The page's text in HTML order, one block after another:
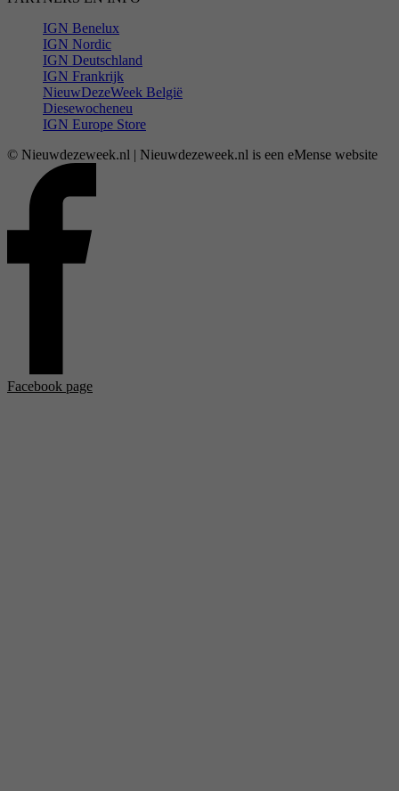
IGN Benelux
IGN Nordic
IGN Deutschland
IGN Frankrijk
NieuwDezeWeek België
Diesewocheneu
IGN Europe Store
© Nieuwdezeweek.nl | Nieuwdezeweek.nl is een eMense website
Facebook page